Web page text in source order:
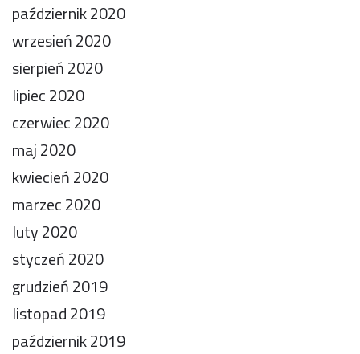
październik 2020
wrzesień 2020
sierpień 2020
lipiec 2020
czerwiec 2020
maj 2020
kwiecień 2020
marzec 2020
luty 2020
styczeń 2020
grudzień 2019
listopad 2019
październik 2019